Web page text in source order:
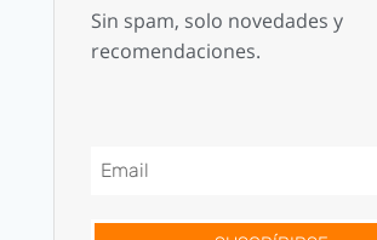
Sin spam, solo novedades y
recomendaciones.